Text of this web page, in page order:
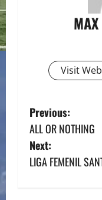
Visit
P
o
s
Previous:
ALL OR NOTHING
Next:
LIGA FEMENIL